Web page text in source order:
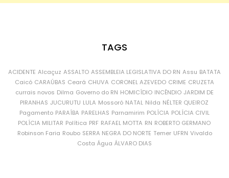
TAGS
ACIDENTE Alcaçuz ASSALTO ASSEMBLEIA LEGISLATIVA DO RN Assu BATATA
Caicó CARAÚBAS Ceará CHUVA CORONEL AZEVEDO CRIME CRUZETA
currais novos Dilma Governo do RN HOMICÍDIO INCÊNDIO JARDIM DE
PIRANHAS JUCURUTU LULA Mossoró NATAL Nilda NÉLTER QUEIROZ
Pagamento PARAÍBA PARELHAS Parnamirim POLÍCIA POLÍCIA CIVIL
POLÍCIA MILITAR Política PRF RAFAEL MOTTA RN ROBERTO GERMANO
Robinson Faria Roubo SERRA NEGRA DO NORTE Temer UFRN Vivaldo
Costa Água ÁLVARO DIAS